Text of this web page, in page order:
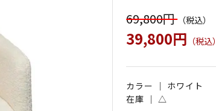
69,800円（税込）
39,800円 （税込）
カラー ｜ ホワイト
在庫 ｜△